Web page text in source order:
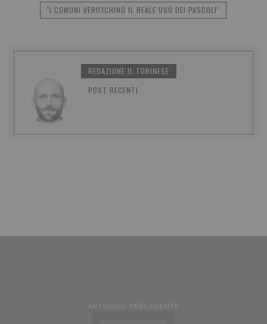
"I COMUNI VERIFICHINO IL REALE USO DEI PASCOLI"
REDAZIONE IL TORINESE
POST RECENTI
ARTICOLO PRECEDENTE